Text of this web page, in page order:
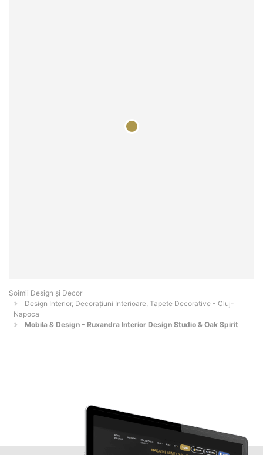
Șoimii Design și Decor
Design Interior, Decorațiuni Interioare, Tapete Decorative - Cluj-
Napoca
Mobila & Design - Ruxandra Interior Design Studio & Oak Spirit